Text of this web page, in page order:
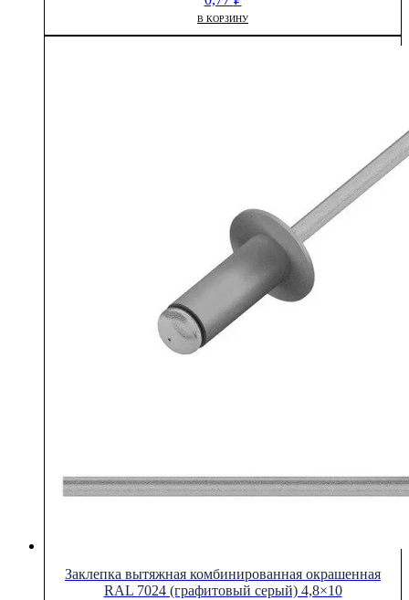
В КОРЗИНУ
Заклепка вытяжная комбинированная окрашенная
RAL 7024 (графитовый серый) 4,8×10